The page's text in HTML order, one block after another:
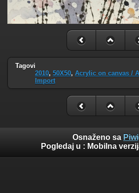
Tagovi
2010, 50X50, Acrylic on canvas /
Import
Osnaženo sa
Pogledaj u : Mobilna